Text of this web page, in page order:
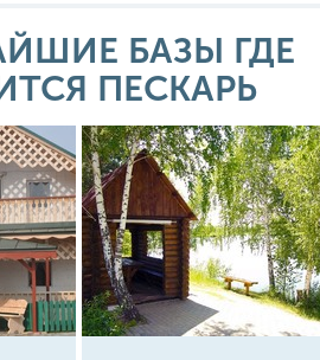
на
семьи.
с
Нижнем Новгороде впадает в
Волгу. На просторах Оки
любому рыбаку просто
раздолье.
БАЗЫ ГДЕ
ПЕСКАРЬ